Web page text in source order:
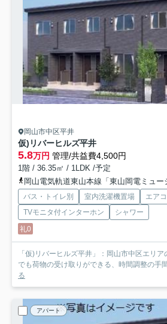
岡山市中区平井
仮)リバーヒルズ平井
5.8万円 管理/共益費4,500円
1階 / 36.35㎡ / 1LDK /予定
岡山電気軌道東山本線「東山岡電ミュージアム」駅
バス・トイレ別 室内洗濯機置場 エア
TVモニタ付インターホン
シャワー
礼0
「仮)リバーヒルズ平井」：岡山市中区エリ
でも荷物の受け取りができる、時間調整の手
る
アパート